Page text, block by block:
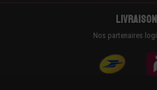
Livraison
Nos partenaires